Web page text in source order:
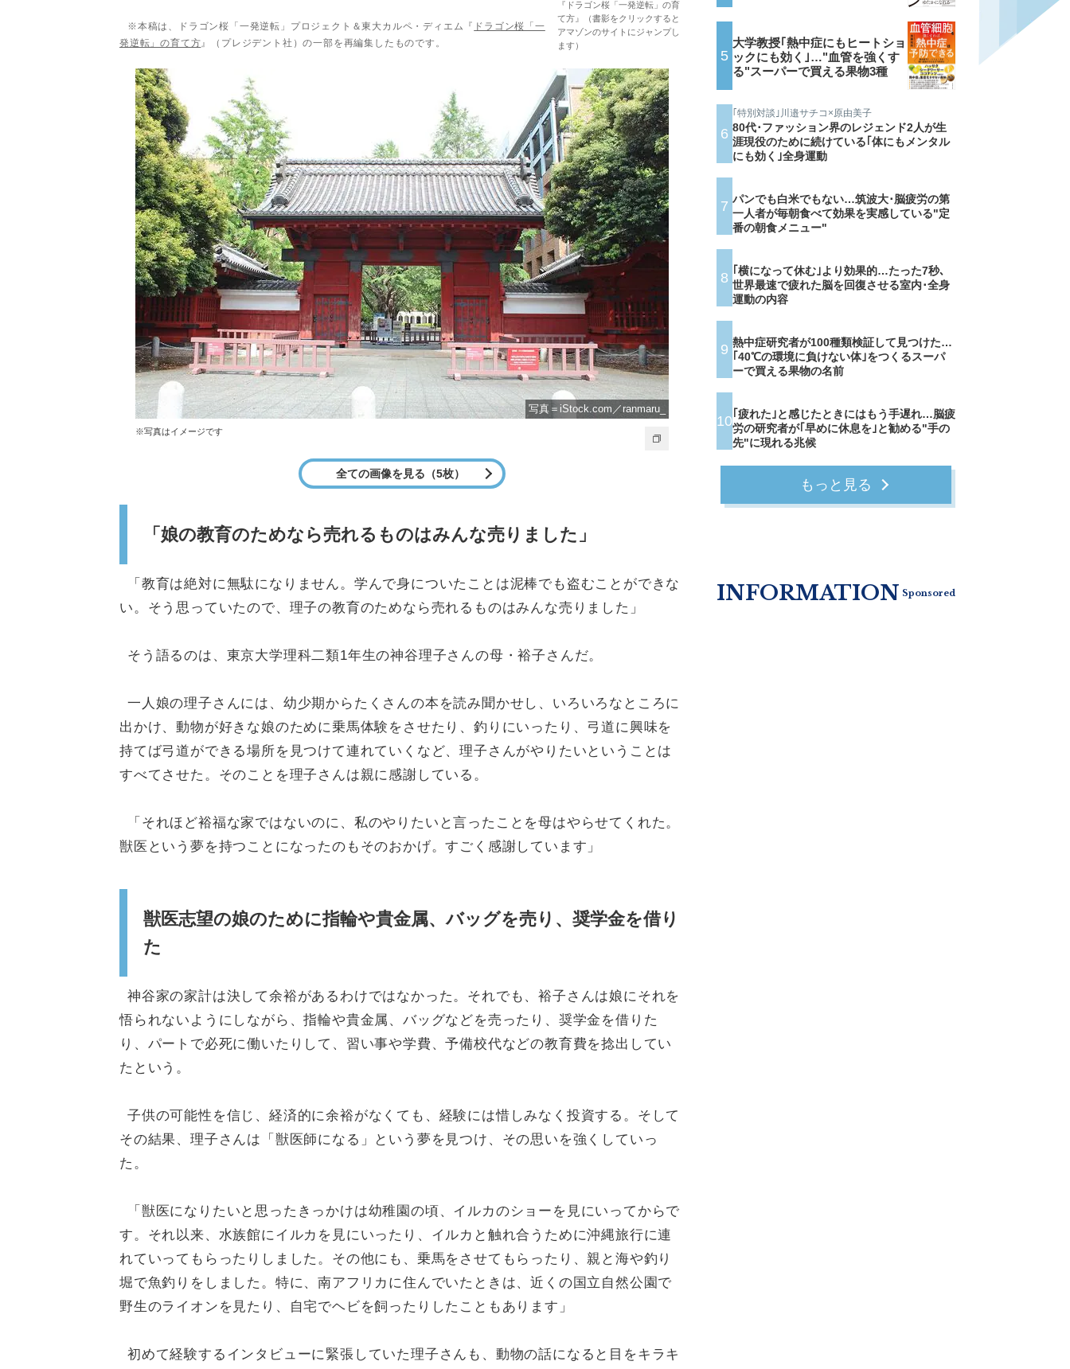
『ドラゴン桜「一発逆転」の育
て方』（書影をクリックすると
アマゾンのサイトにジャンプし
ます）
※本稿は、ドラゴン桜「一発逆転」プロジェクト＆東大カルペ・ディエム『 ドラゴン桜「一
発逆転」の育て方』（プレジデント社）の一部を再編集したものです。
写真＝iStock.com／ranmaru_
※写真はイメージです
全ての画像を見る（5枚）
「娘の教育のためなら売れるものはみんな売りました」
「教育は絶対に無駄になりません。学んで身についたことは泥棒でも盗むことができな
い。そう思っていたので、理子の教育のためなら売れるものはみんな売りました」
そう語るのは、東京大学理科二類1年生の神谷理子さんの母・裕子さんだ。
一人娘の理子さんには、幼少期からたくさんの本を読み聞かせし、いろいろなところに
出かけ、動物が好きな娘のために乗馬体験をさせたり、釣りにいったり、弓道に興味を
持てば弓道ができる場所を見つけて連れていくなど、理子さんがやりたいということは
すべてさせた。そのことを理子さんは親に感謝している。
「それほど裕福な家ではないのに、私のやりたいと言ったことを母はやらせてくれた。
獣医という夢を持つことになったのもそのおかげ。すごく感謝しています」
獣医志望の娘のために指輪や貴金属、バッグを売り、奨学金を借り
た
神谷家の家計は決して余裕があるわけではなかった。それでも、裕子さんは娘にそれを
悟られないようにしながら、指輪や貴金属、バッグなどを売ったり、奨学金を借りた
り、パートで必死に働いたりして、習い事や学費、予備校代などの教育費を捻出してい
たという。
子供の可能性を信じ、経済的に余裕がなくても、経験には惜しみなく投資する。そして
その結果、理子さんは「獣医師になる」という夢を見つけ、その思いを強くしていっ
た。
「獣医になりたいと思ったきっかけは幼稚園の頃、イルカのショーを見にいってからで
す。それ以来、水族館にイルカを見にいったり、イルカと触れ合うために沖縄旅行に連
れていってもらったりしました。その他にも、乗馬をさせてもらったり、親と海や釣り
堀で魚釣りをしました。特に、南アフリカに住んでいたときは、近くの国立自然公園で
野生のライオンを見たり、自宅でヘビを飼ったりしたこともあります」
初めて経験するインタビューに緊張していた理子さんも、動物の話になると目をキラキ
5
大学教授｢熱中症にもヒートショ
ックにも効く｣…"血管を強くす
る"スーパーで買える果物3種
6
｢特別対談｣川邉サチコ×原由美子
80代･ファッション界のレジェンド2人が生
涯現役のために続けている｢体にもメンタル
にも効く｣全身運動
7 パンでも白米でもない…筑波大･脳疲労の第
一人者が毎朝食べて効果を実感している"定
番の朝食メニュー"
8 ｢横になって休む｣より効果的…たった7秒､
世界最速で疲れた脳を回復させる室内･全身
運動の内容
9 熱中症研究者が100種類検証して見つけた…
｢40℃の環境に負けない体｣をつくるスーパ
ーで買える果物の名前
10｢疲れた｣と感じたときにはもう手遅れ…脳疲
労の研究者が｢早めに休息を｣と勧める"手の
先"に現れる兆候
もっと見る
INFORMATION Sponsored